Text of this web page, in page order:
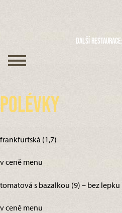
Další restaurace
Polévky
frankfurtská (1,7)
v ceně menu
tomatová s bazalkou (9) – bez lepku
v ceně menu